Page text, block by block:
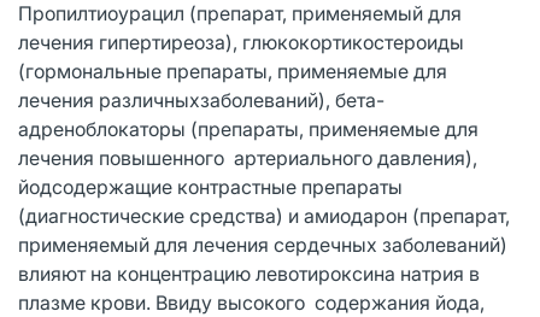
Пропилтиоурацил (препарат, применяемый для
лечения гипертиреоза), глюкокортикостероиды
(гормональные препараты, применяемые для
лечения различныхзаболеваний), бета-
адреноблокаторы (препараты, применяемые для
лечения повышенного артериального давления),
йодсодержащие контрастные препараты
(диагностические средства) и амиодарон (препарат,
применяемый для лечения сердечных заболеваний)
влияют на концентрацию левотироксина натрия в
плазме крови. Ввиду высокого содержания йода,